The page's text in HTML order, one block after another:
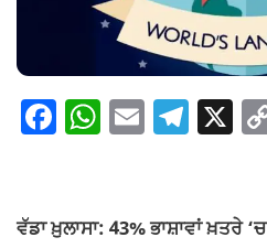
F
e
W
s
E T
gr
X
ਵੱਡਾ ਖ਼ੁਲਾਸਾ: 43% ਭਾਸ਼ਾਵਾਂ ਖ਼ਤਰੇ ‘ਚ